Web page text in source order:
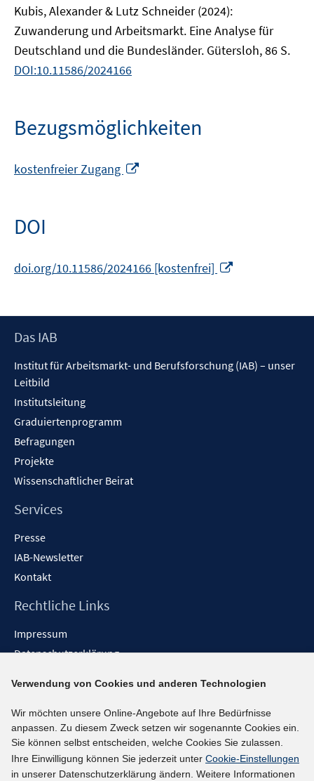
Kubis, Alexander & Lutz Schneider (2024):
Zuwanderung und Arbeitsmarkt. Eine Analyse für
Deutschland und die Bundesländer. Gütersloh, 86 S.
DOI:10.11586/2024166
Bezugsmöglichkeiten
kostenfreier Zugang
DOI
doi.org/10.11586/2024166 [kostenfrei]
öffnen
Footer
Das IAB
Institut für Arbeitsmarkt- und Berufsforschung (IAB) – unser
Leitbild
Institutsleitung
Graduiertenprogramm
Befragungen
Projekte
Wissenschaftlicher Beirat
Services
Presse
IAB-Newsletter
Kontakt
Rechtliche Links
Impressum
Datenschutzerklärung
Barrieren melden
Social-Media-Kanäle
BlueSky
YouTube
Verwendung von Cookies und anderen Technologien
Wir möchten unsere Online-Angebote auf Ihre Bedürfnisse
anpassen. Zu diesem Zweck setzen wir sogenannte Cookies ein.
Sie können selbst entscheiden, welche Cookies Sie zulassen.
Ihre Einwilligung können Sie jederzeit unter Cookie-Einstellungen
in unserer Datenschutzerklärung ändern. Weitere Informationen